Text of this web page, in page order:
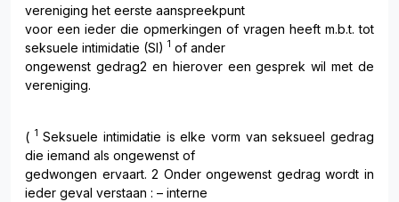
vereniging het eerste aanspreekpunt
voor een ieder die opmerkingen of vragen heeft m.b.t. tot
seksuele intimidatie (SI) 1 of ander
ongewenst gedrag2 en hierover een gesprek wil met de
vereniging.
( 1 Seksuele intimidatie is elke vorm van seksueel gedrag
die iemand als ongewenst of
gedwongen ervaart. 2 Onder ongewenst gedrag wordt in
ieder geval verstaan : – interne